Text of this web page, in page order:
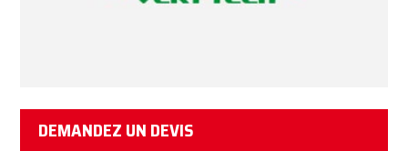
DEMANDEZ UN DEVIS